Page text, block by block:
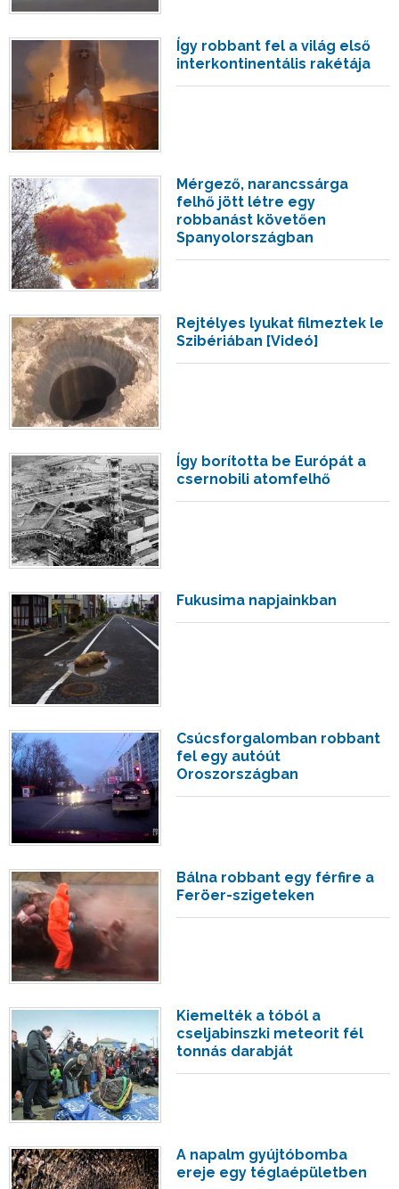
Így robbant fel a világ első
interkontinentális rakétája
Mérgező, narancssárga
felhő jött létre egy
robbanást követően
Spanyolországban
Rejtélyes lyukat filmeztek le
Szibériában [Videó]
Így borította be Európát a
csernobili atomfelhő
Fukusima napjainkban
Csúcsforgalomban robbant
fel egy autóút
Oroszországban
Bálna robbant egy férfire a
Feröer-szigeteken
Kiemelték a tóból a
cseljabinszki meteorit fél
tonnás darabját
A napalm gyújtóbomba
ereje egy téglaépületben